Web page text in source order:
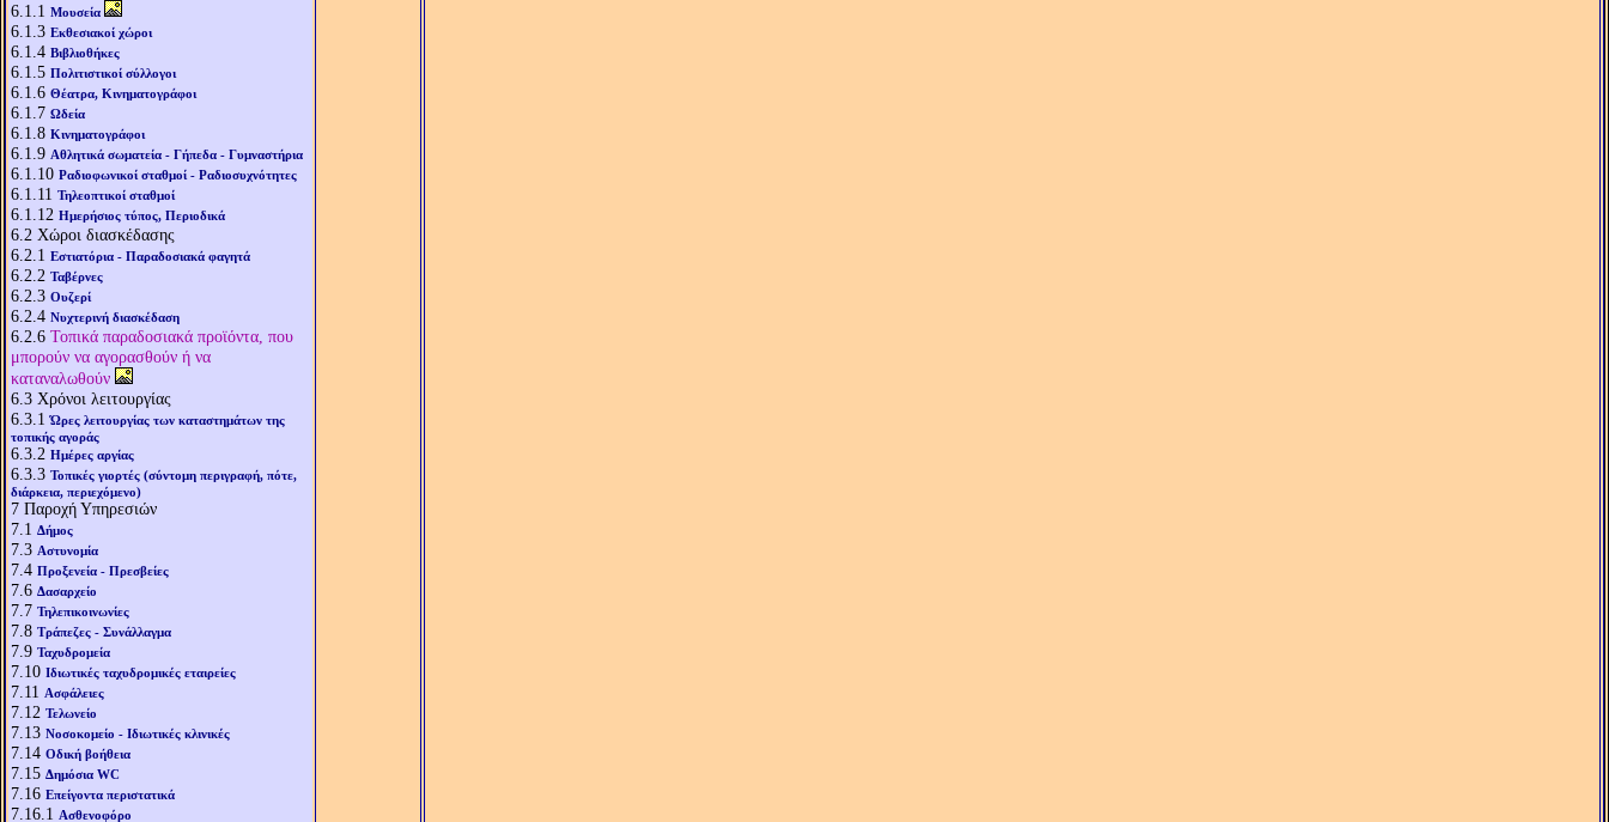
6.1.1 Μουσεία
6.1.3 Εκθεσιακοί χώροι
6.1.4 Βιβλιοθήκες
6.1.5 Πολιτιστικοί σύλλογοι
6.1.6 Θέατρα, Κινηματογράφοι
6.1.7 Ωδεία
6.1.8 Κινηματογράφοι
6.1.9 Αθλητικά σωματεία - Γήπεδα - Γυμναστήρια
6.1.10 Ραδιοφωνικοί σταθμοί - Ραδιοσυχνότητες
6.1.11 Τηλεοπτικοί σταθμοί
6.1.12 Ημερήσιος τύπος, Περιοδικά
6.2 Χώροι διασκέδασης
6.2.1 Εστιατόρια - Παραδοσιακά φαγητά
6.2.2 Ταβέρνες
6.2.3 Ουζερί
6.2.4 Νυχτερινή διασκέδαση
6.2.6 Τοπικά παραδοσιακά προϊόντα, που
μπορούν να αγορασθούν ή να
καταναλωθούν
6.3 Χρόνοι λειτουργίας
6.3.1Ώρες λειτουργίας των καταστημάτων της
τοπικής αγοράς
6.3.2 Ημέρες αργίας
6.3.3 Τοπικές γιορτές (σύντομη περιγραφή, πότε,
διάρκεια, περιεχόμενο)
7 Παροχή Υπηρεσιών
7.1 Δήμος
7.3 Αστυνομία
7.4 Προξενεία - Πρεσβείες
7.6 Δασαρχείο
7.7 Τηλεπικοινωνίες
7.8 Τράπεζες - Συνάλλαγμα
7.9 Ταχυδρομεία
7.10 Ιδιωτικές ταχυδρομικές εταιρείες
7.11 Ασφάλειες
7.12 Τελωνείο
7.13 Νοσοκομείο - Ιδιωτικές κλινικές
7.14 Οδική βοήθεια
7.15 Δημόσια WC
7.16 Επείγοντα περιστατικά
7.16.1 Ασθενοφόρο